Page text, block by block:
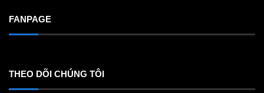
FANPAGE
THEO DÕI CHÚNG TÔI